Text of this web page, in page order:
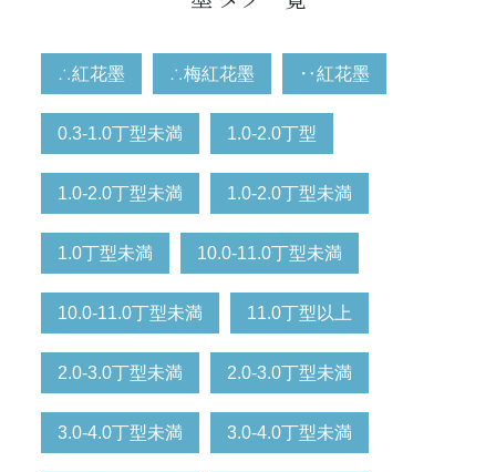
∴紅花墨 ∴梅紅花墨 ‥紅花墨
0.3-1.0丁型未満 1.0-2.0丁型
1.0-2.0丁型未満 1.0-2.0丁型未満
1.0丁型未満 10.0-11.0丁型未満
10.0-11.0丁型未満 11.0丁型以上
2.0-3.0丁型未満 2.0-3.0丁型未満
3.0-4.0丁型未満 3.0-4.0丁型未満